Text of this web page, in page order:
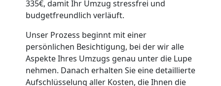
335€, damit Ihr Umzug stressfrei und
budgetfreundlich verläuft.
Unser Prozess beginnt mit einer
persönlichen Besichtigung, bei der wir alle
Aspekte Ihres Umzugs genau unter die Lupe
nehmen. Danach erhalten Sie eine detaillierte
Aufschlüsselung aller Kosten, die Ihnen die
Möbeltransport
National